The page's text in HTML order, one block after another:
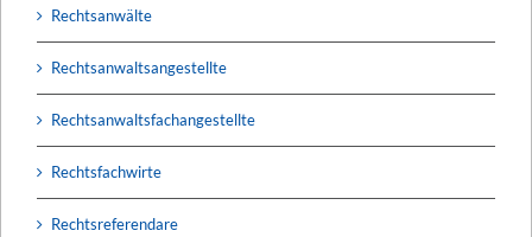
Rechtsanwälte
Rechtsanwaltsangestellte
Rechtsanwaltsfachangestellte
Rechtsfachwirte
Rechtsreferendare